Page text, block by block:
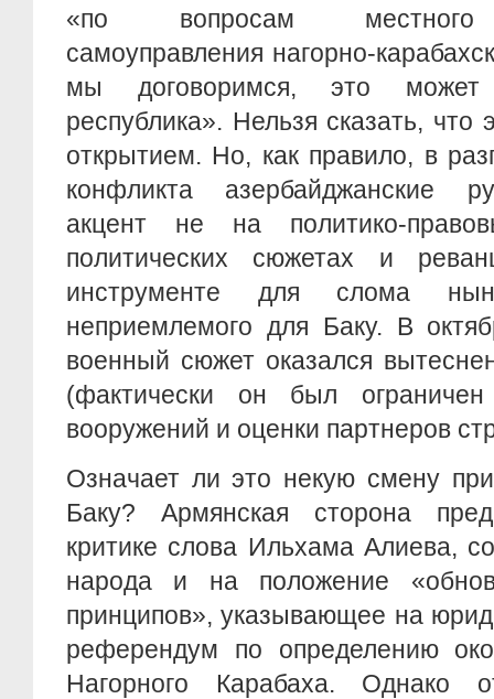
«по вопросам местного
самоуправления нагорно-
мы договоримся, это может
республика». Нельзя сказать, что
открытием. Но, как правило, в
конфликта азербайджанские
акцент не на политико-
политических сюжетах и
инструменте для слома
неприемлемого для Баку. В
военный сюжет оказался
(фактически он был ограничен
вооружений и оценки партнеров
Означает ли это некую смену
Баку? Армянская сторона
критике слова Ильхама Алиева,
народа и на положение
принципов», указывающее на
референдум по определению
Нагорного Карабаха. Однако